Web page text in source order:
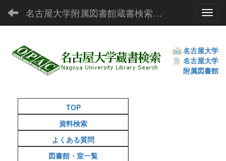
名古屋大学附属図書館蔵書検索（OPAC）
名古屋大学
名古屋大学
附属図書館
TOP
資料検索
よくある質問
図書館・室一覧